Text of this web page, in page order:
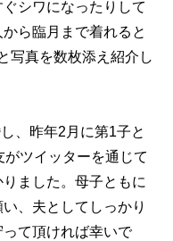
シワになったりして
ら臨月まで着れると
写真を数枚添え紹介し
、昨年2月に第1子と
ツイッターを通じて
ました。母子ともに
、夫としてしっかり
て頂ければ幸いで